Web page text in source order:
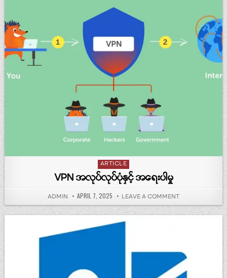
Posted in
ARTICLE
VPN အလုပ်လုပ်ပုံနှင့် အရေးပါမှု
AUTHOR:
ADMIN PUBLISHED DATE:
APRIL 7, 2025 LEAVE A COMMENTON VPN အလုပ်လု